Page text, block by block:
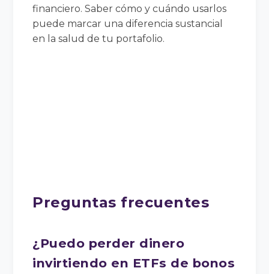
financiero. Saber cómo y cuándo usarlos
puede marcar una diferencia sustancial
en la salud de tu portafolio.
Preguntas frecuentes
¿Puedo perder dinero
invirtiendo en ETFs de bonos